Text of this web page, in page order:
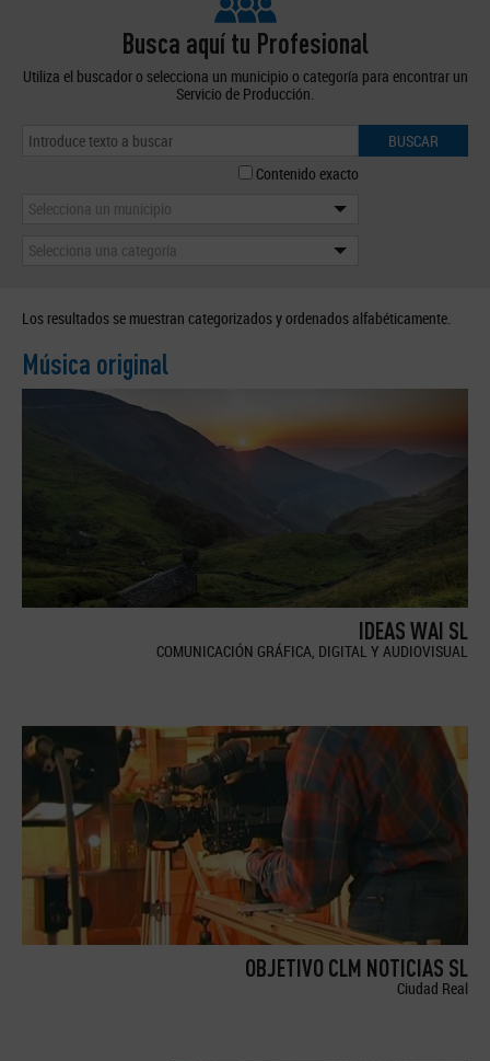
Busca aquí tu Profesional
Utiliza el buscador o selecciona un municipio o categoría para encontrar un
Servicio de Producción.
BUSCAR
Contenido exacto
Selecciona un municipio
Selecciona una categoría
Los resultados se muestran categorizados y ordenados alfabéticamente.
Música original
IDEAS WAI SL
COMUNICACIÓN GRÁFICA, DIGITAL Y AUDIOVISUAL
OBJETIVO CLM NOTICIAS SL
Ciudad Real